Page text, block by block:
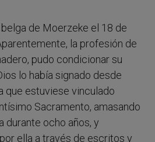
de Moerzeke el 18 de
la profesión de
pudo condicionar su
lo había signado desde
que estuviese vinculado
Sacramento, amasando
durante ocho años, y
ella a través de escritos y